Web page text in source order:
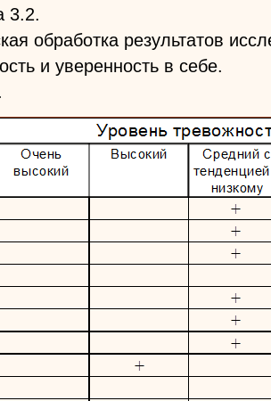
3.2.
обработка результатов
и уверенность в себе.